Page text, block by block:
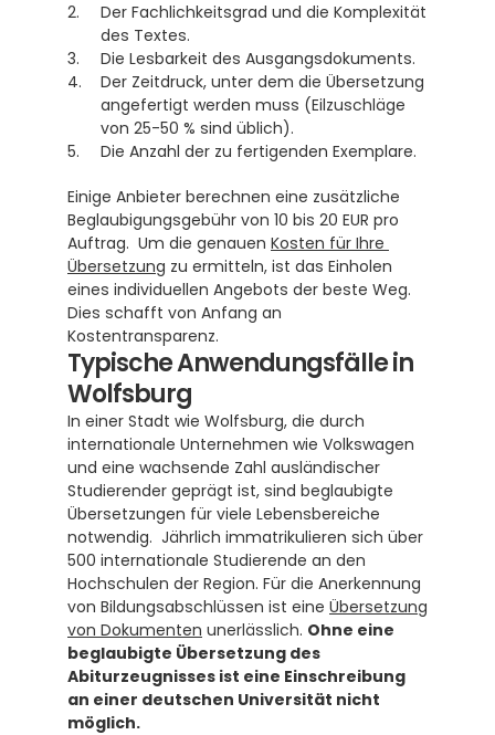
Der Fachlichkeitsgrad und die Komplexität
des Textes.
Die Lesbarkeit des Ausgangsdokuments.
Der Zeitdruck, unter dem die Übersetzung
angefertigt werden muss (Eilzuschläge
von 25-50 % sind üblich).
Die Anzahl der zu fertigenden Exemplare.
Einige Anbieter berechnen eine zusätzliche
Beglaubigungsgebühr von 10 bis 20 EUR pro
Auftrag.  Um die genauen Kosten für Ihre
Übersetzung zu ermitteln, ist das Einholen
eines individuellen Angebots der beste Weg.
Dies schafft von Anfang an
Kostentransparenz.
Typische Anwendungsfälle in
Wolfsburg
In einer Stadt wie Wolfsburg, die durch
internationale Unternehmen wie Volkswagen
und eine wachsende Zahl ausländischer
Studierender geprägt ist, sind beglaubigte
Übersetzungen für viele Lebensbereiche
notwendig.  Jährlich immatrikulieren sich über
500 internationale Studierende an den
Hochschulen der Region. Für die Anerkennung
von Bildungsabschlüssen ist eine Übersetzung
von Dokumenten unerlässlich. Ohne eine
beglaubigte Übersetzung des
Abiturzeugnisses ist eine Einschreibung
an einer deutschen Universität nicht
möglich.